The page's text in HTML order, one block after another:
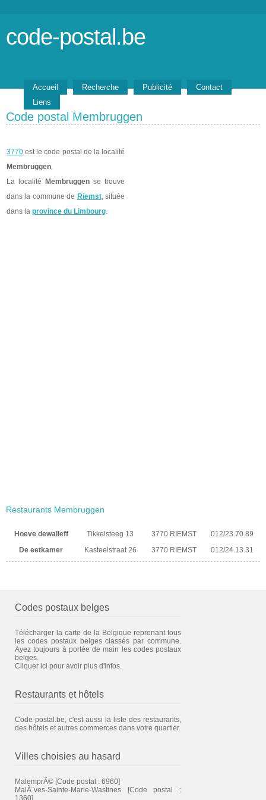
code-postal.be
Accueil Recherche Publicité
Contact
Liens
Code postal Membruggen
3770 est le code postal de la localité
Membruggen.
La localité
Membruggen se trouve
dans la commune de Riemst, située
dans la province du Limbourg.
Restaurants Membruggen
Hoeve dewalleff Tikkelsteeg 13 3770 RIEMST
012/23.70.89
De eetkamer
Kasteelstraat 26 3770 RIEMST 012/24.13.31
Codes postaux belges
Télécharger la carte de la Belgique reprenant tous
les codes postaux belges classés par commune.
Ayez toujours à portée de main les codes postaux
belges.
Cliquer ici pour avoir plus d'infos.
Restaurants et hôtels
Code-postal.be, c'est aussi la liste des restaurants,
des hôtels et autres commerces dans votre quartier.
Villes choisies au hasard
MalemprÃ© [Code postal : 6960]
MalÃ¨ves-Sainte-Marie-Wastines [Code postal :
1360]